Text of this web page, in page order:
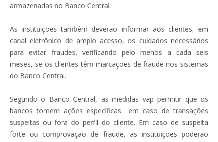
armazenadas no Banco Central.
As instituições também deverão informar aos clientes, em
canal eletrônico de amplo acesso, os cuidados necessários
para evitar fraudes, verificando pelo menos a cada seis
meses, se os clientes têm marcações de fraude nos sistemas
do Banco Central.
Segundo o Banco Central, as medidas vãp permitir que os
bancos tomem ações específicas em caso de transações
suspeitas ou fora do perfil do cliente. Em caso de suspeita
forte ou comprovação de fraude, as instituições poderão